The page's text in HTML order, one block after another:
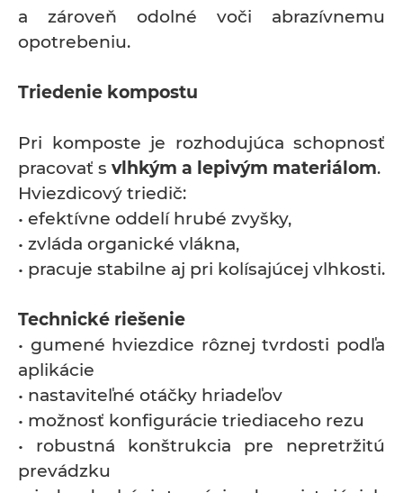
a zároveň odolné voči abrazívnemu
opotrebeniu.
Triedenie kompostu
Pri komposte je rozhodujúca schopnosť
pracovať s vlhkým a lepivým materiálom.
Hviezdicový triedič:
• efektívne oddelí hrubé zvyšky,
• zvláda organické vlákna,
• pracuje stabilne aj pri kolísajúcej vlhkosti.
Technické riešenie
• gumené hviezdice rôznej tvrdosti podľa
aplikácie
• nastaviteľné otáčky hriadeľov
• možnosť konfigurácie triediaceho rezu
• robustná konštrukcia pre nepretržitú
prevádzku